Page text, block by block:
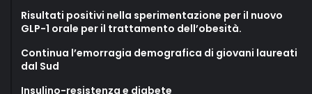
Risultati positivi nella sperimentazione per il nuovo
GLP-1 orale per il trattamento dell’obesità.
Continua l’emorragia demografica di giovani laureati
dal Sud
Insulino-resistenza e diabete